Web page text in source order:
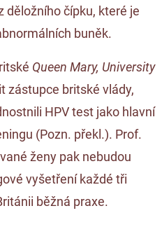
děložního čípku, které je
buněk.
Queen Mary, University
zástupce britské vlády,
HPV test jako hlavní
(Pozn. překl.). Prof.
ženy pak nebudou
vyšetření každé tři
běžná praxe.